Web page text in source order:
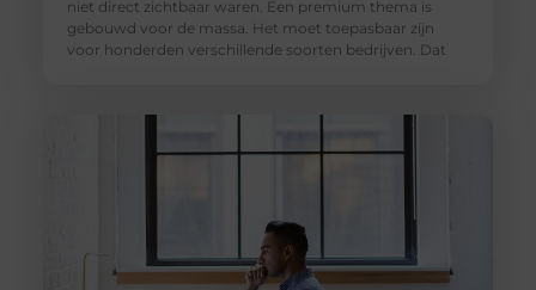
niet direct zichtbaar waren. Een premium thema is
gebouwd voor de massa. Het moet toepasbaar zijn
voor honderden verschillende soorten bedrijven. Dat